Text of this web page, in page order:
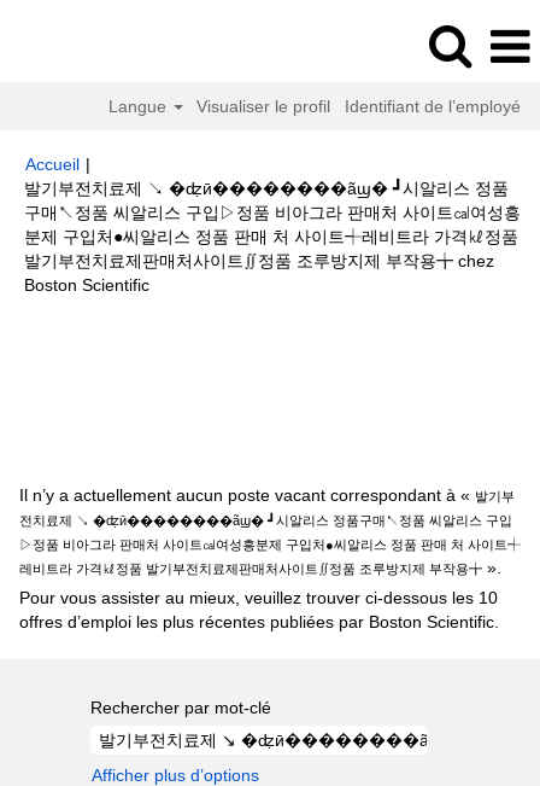
Langue Visualiser le profil Identifiant de l’employé
Accueil |
발기부전치료제 ↘ �ʣ̣ӣ��������ãϣ� ┛시알리스 정품
구매↖정품 씨알리스 구입▷정품 비아그라 판매처 사이트㎈여성흥
분제 구입처●씨알리스 정품 판매 처 사이트┽레비트라 가격㎘정품
발기부전치료제판매처사이트∬정품 조루방지제 부작용╈ chez
Boston Scientific(page
Il n’y a actuellement aucun poste vacant correspondant à « 발기부
전치료제 ↘ �ʣ̣ӣ��������ãϣ� ┛시알리스 정품구매↖정품 씨알리스 구입
▷정품 비아그라 판매처 사이트㎈여성흥분제 구입처●씨알리스 정품 판매 처 사이트┽
레비트라 가격㎘정품 발기부전치료제판매처사이트∬정품 조루방지제 부작용╈ ».
Pour vous assister au mieux, veuillez trouver ci-dessous les 10
offres d’emploi les plus récentes publiées par Boston Scientific.
Rechercher par mot-clé
Afficher plus d’options